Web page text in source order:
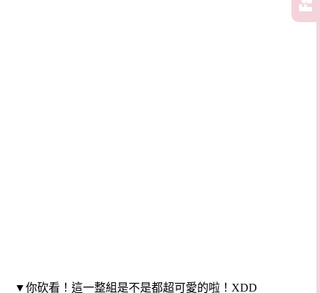
▼你砍看！這一整組是不是都超可愛的啦！XDD